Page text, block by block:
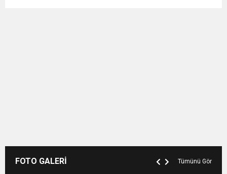
FOTO GALERİ Tümünü Gör